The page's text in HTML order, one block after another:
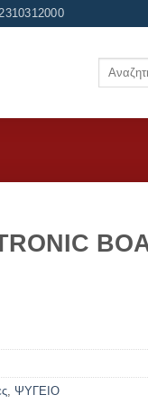
ΨΥΓΕΙΟ